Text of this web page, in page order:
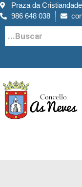
Praza da
986 648 038